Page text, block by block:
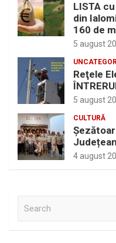
LISTA
din
160 de
5 august
Reţele
5 august
CULTURĂ
4 august